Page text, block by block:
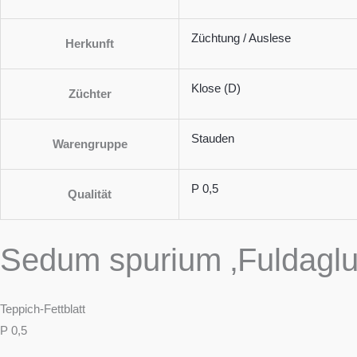
Herkunft Züchtung / Auslese
Züchter Klose (D)
Warengruppe Stauden
Qualität P 0,5
Sedum spurium
Teppich-Fettblatt
P 0,5